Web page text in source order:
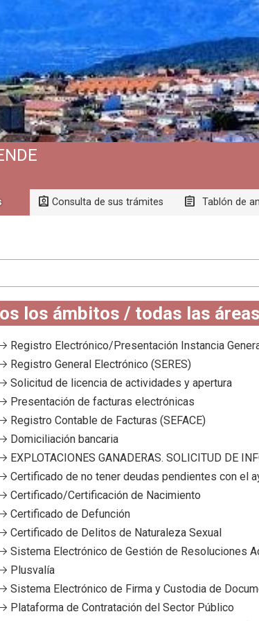
Consulta de sus trámites Tablón de
los ámbitos / todas las áreas
Registro Electrónico/Presentación Instancia
Registro General Electrónico (SERES)
Solicitud de licencia de actividades y apertura
Presentación de facturas electrónicas
Registro Contable de Facturas (SEFACE)
Domiciliación bancaria
EXPLOTACIONES GANADERAS. SOLICITUD DE
Certificado de no tener deudas pendientes con el
Certificado/Certificación de Nacimiento
Certificado de Defunción
Certificado de Delitos de Naturaleza Sexual
Sistema Electrónico de Gestión de Resoluciones
Plusvalía
Sistema Electrónico de Firma y Custodia de
Plataforma de Contratación del Sector Público